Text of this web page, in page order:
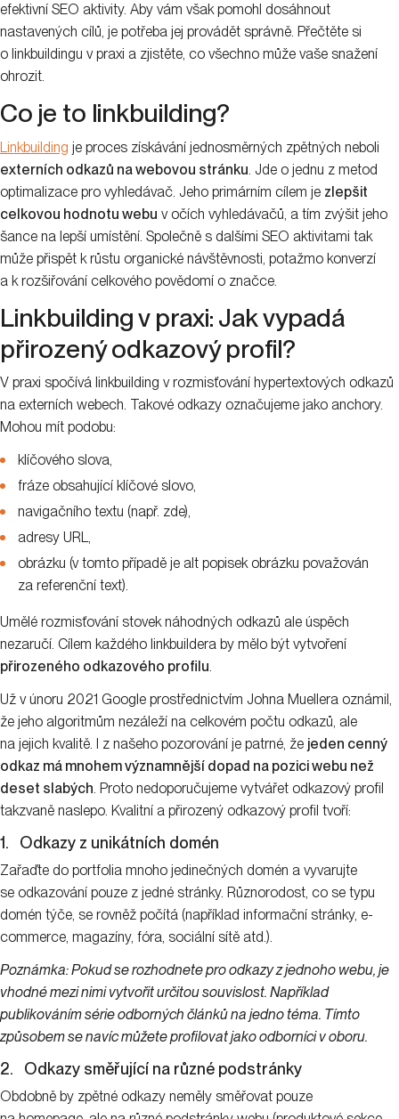
efektivní SEO aktivity. Aby vám však pomohl dosáhnout
nastavených cílů, je potřeba jej provádět správně. Přečtěte si
o linkbuildingu v praxi a zjistěte, co všechno může vaše snažení
ohrozit.
Co je to linkbuilding?
Linkbuilding je proces získávání jednosměrných zpětných neboli
externích odkazů na webovou stránku . Jde o jednu z metod
optimalizace pro vyhledávač. Jeho primárním cílem je zlepšit
celkovou hodnotu webu v očích vyhledávačů, a tím zvýšit jeho
šance na lepší umístění. Společně s dalšími SEO aktivitami tak
může přispět k růstu organické návštěvnosti, potažmo konverzí
a k rozšiřování celkového povědomí o značce.
Linkbuilding v praxi: Jak vypadá
přirozený odkazový profil?
V praxi spočívá linkbuilding v rozmisťování hypertextových odkazů
na externích webech. Takové odkazy označujeme jako anchory.
Mohou mít podobu:
klíčového slova,
fráze obsahující klíčové slovo,
navigačního textu (např. zde),
adresy URL,
obrázku (v tomto případě je alt popisek obrázku považován
za referenční text).
Umělé rozmisťování stovek náhodných odkazů ale úspěch
nezaručí. Cílem každého linkbuildera by mělo být vytvoření
přirozeného odkazového profilu
Už v únoru 2021 Google prostřednictvím Johna Muellera oznámil,
že jeho algoritmům nezáleží na celkovém počtu odkazů, ale
na jejich kvalitě. I z našeho pozorování je patrné, že jeden cenný
odkaz má mnohem významnější dopad na pozici webu než
deset slabých . Proto nedoporučujeme vytvářet odkazový profil
takzvaně naslepo. Kvalitní a přirozený odkazový profil tvoří:
1. Odkazy z unikátních domén
Zařaďte do portfolia mnoho jedinečných domén a vyvarujte
se odkazování pouze z jedné stránky. Různorodost, co se typu
domén týče, se rovněž počítá (například informační stránky, e-
commerce, magazíny, fóra, sociální sítě atd.).
Poznámka: Pokud se rozhodnete pro odkazy z jednoho webu, je
vhodné mezi nimi vytvořit určitou souvislost. Například
publikováním série odborných článků na jedno téma. Tímto
způsobem se navíc můžete profilovat jako odborníci v oboru.
2. Odkazy směřující na různé podstránky
Obdobně by zpětné odkazy neměly směřovat pouze